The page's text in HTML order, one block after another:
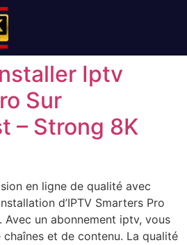
Iptv
Sur
– Strong 8K
en ligne de qualité avec
d’IPTV Smarters Pro
un abonnement iptv, vous
et de contenu. La qualité